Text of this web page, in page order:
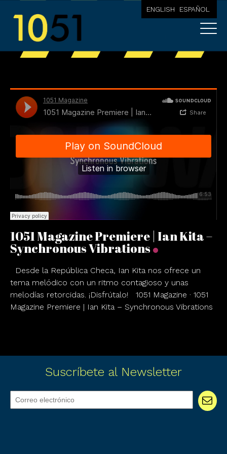
ENGLISH ESPAÑOL
Desde la República Checa, Ian Kita nos ofrece un
tema melódico con un ritmo contagioso y unas
melodías retorcidas. ¡Disfrútalo!
1051 Magazine Premiere | Ian Kita –
Synchronous Vibrations
Desde la República Checa, Ian Kita nos ofrece un
tema melódico con un ritmo contagioso y unas
melodías retorcidas. ¡Disfrútalo! 1051 Magazine · 1051
Magazine Premiere | Ian Kita – Synchronous Vibrations
Suscríbete al Newsletter